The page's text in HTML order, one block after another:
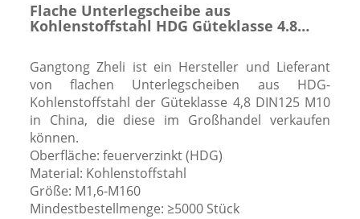
Flache Unterlegscheibe aus
Kohlenstoffstahl HDG Güteklasse 4.8
Gangtong Zheli ist ein Hersteller und Lieferant
von flachen Unterlegscheiben aus HDG-
Kohlenstoffstahl der Güteklasse 4,8 DIN125 M10
in China, die diese im Großhandel verkaufen
können.
Oberfläche: feuerverzinkt (HDG)
Material: Kohlenstoffstahl
Größe: M1,6-M160
Mindestbestellmenge: ≥5000 Stück